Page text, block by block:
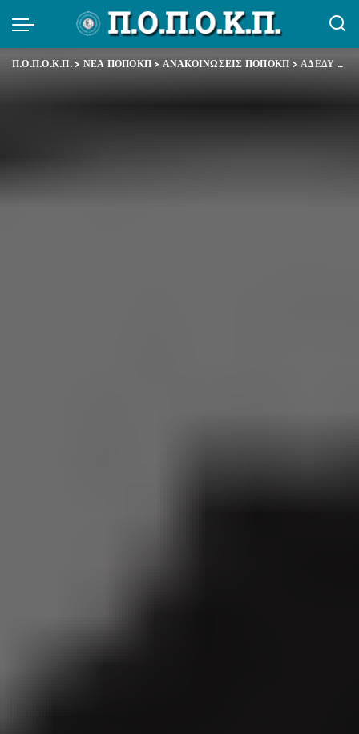
Π.Ο.Π.Ο.Κ.Π.> ΝΕΑ ΠΟΠΟΚΠ > ΑΝΑΚΟΙΝΩΣΕΙΣ ΠΟΠΟΚΠ >ΑΔΕΔΥ – Ανακοίνωση για τη στάση εργασίας και το συλλαλητήριο στις 15 Νοεμβρίου 2011